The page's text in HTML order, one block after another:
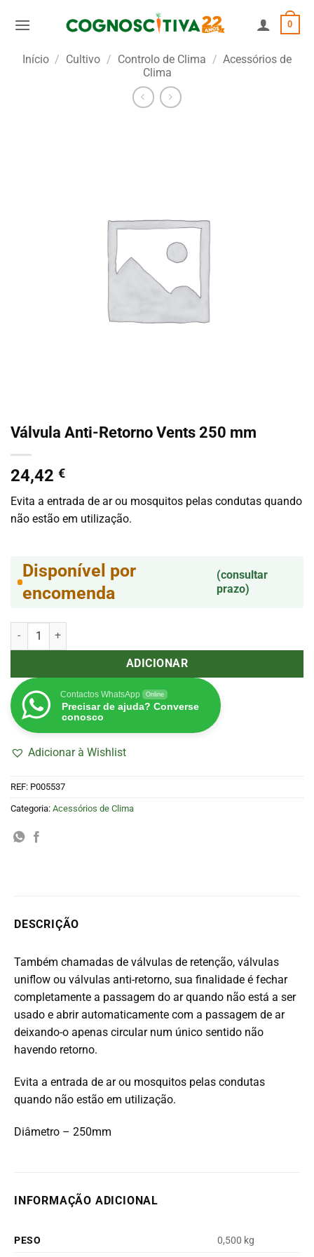
0
Início / Cultivo / Controlo de Clima / Acessórios de
Clima
Válvula Anti-Retorno Vents 250 mm
24,42 €
Evita a entrada de ar ou mosquitos pelas condutas quando
não estão em utilização.
Disponível por
encomenda
(consultar
prazo)
Quantidade de Válvula Anti-Retorno Vents 250 mm
ADICIONAR
Contactos WhatsApp Online
Precisar de ajuda? Converse
conosco
Adicionar à Wishlist
REF: P005537
Categoria: Acessórios de Clima
DESCRIÇÃO
Também chamadas de válvulas de retenção, válvulas
uniflow ou válvulas anti-retorno, sua finalidade é fechar
completamente a passagem do ar quando não está a ser
usado e abrir automaticamente com a passagem de ar
deixando-o apenas circular num único sentido não
havendo retorno.
Evita a entrada de ar ou mosquitos pelas condutas
quando não estão em utilização.
Diâmetro – 250mm
INFORMAÇÃO ADICIONAL
PESO 0,500 kg